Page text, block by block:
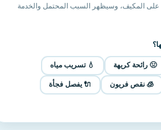
على المكيف، وسيظهر السبب المحتمل والخدمة
🤢 رائحة كريهة
💧 تسريب مياه
🧊 نقص فريون 🔌 يفصل فجأة